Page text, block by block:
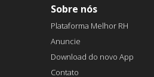
Sobre nós
Plataforma Melhor RH
Anuncie
Download do novo App
Contato